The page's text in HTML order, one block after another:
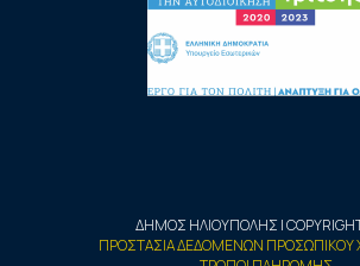
ΔΗΜΟΣ ΗΛΙΟΥΠΟΛΗΣ |
ΠΡΟΣΤΑΣΙΑ ΔΕΔΟΜΕΝΩΝ ΠΡΟΣΩΠΙΚΟΥ